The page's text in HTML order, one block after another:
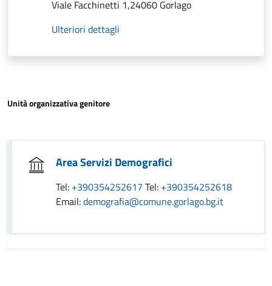
Viale Facchinetti 1,24060 Gorlago
Ulteriori dettagli
Unità organizzativa genitore
Area Servizi Demografici
Tel: +390354252617 Tel: +390354252618
Email:demografia@comune.gorlago.bg.it